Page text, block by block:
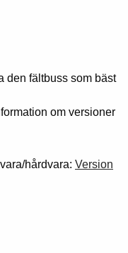
den fältbuss som bäst
om versioner
hårdvara: Version